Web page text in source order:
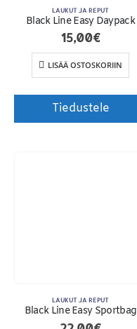
LAUKUT JA REPUT
Black Line Easy Daypack
15,00€
LISÄÄ OSTOSKORIIN
Tiedustele
LAUKUT JA REPUT
Black Line Easy Sportbag